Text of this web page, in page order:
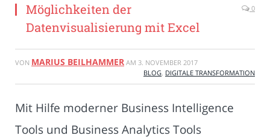
Möglichkeiten der
Datenvisualisierung mit Excel
0
VON MARIUS BEILHAMMER AM 3. NOVEMBER 2017
BLOG DIGITALE TRANSFORMATION
Mit Hilfe moderner Business Intelligence
Tools und Business Analytics Tools